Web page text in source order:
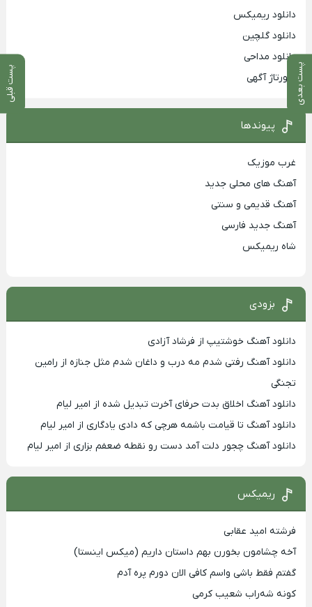
پست بعدی پست قبلی
دانلود ریمیکس
دانلود گلچین
دانلود مداحی
رپورتاژ آگهی
پیوندها
غرب موزیک
آهنگ های محلی جدید
آهنگ قدیمی و سنتی
آهنگ جدید فارسی
شاه ریمیکس
بزودی
دانلود آهنگ خوشتیپ از فرشاد آزادی
دانلود آهنگ رفتی شدم مه درب و داغان شدم مثل جنازه از رامین
تجنگی
دانلود آهنگ اخلاق بدت حرفای آخرت تبدیل شده از امیر لیام
دانلود آهنگ تا قیامت باشمه هرچی که دادی یادگاری از امیر لیام
دانلود آهنگ چجور دلت آمد دست رو نقطه ضعفم بزاری از امیر لیام
ریمیکس
فرشته امید عقابی
آخه چشامون بخورن بهم داستان داریم (میکس اینستا)
گفتم فقط باشی واسم کافی الان دورم پره آدم
کونه شه‌راب شعیب کرمی